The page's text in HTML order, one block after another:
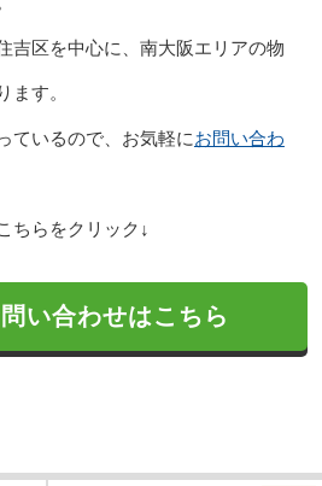
吉区を中心に、南大阪エリアの物
ます。
ているので、お気軽にお問い合わ
ちらをクリック↓
い合わせはこちら